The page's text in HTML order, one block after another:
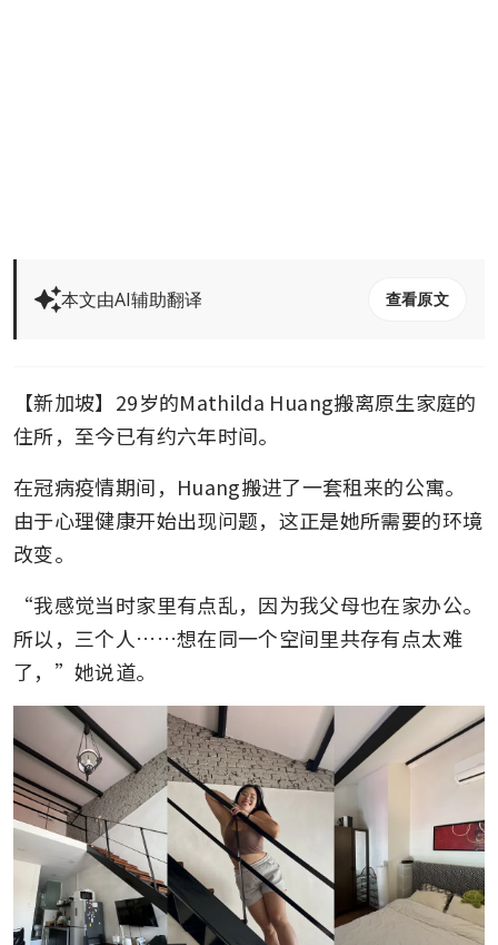
本文由AI辅助翻译 查看原文
【新加坡】29岁的Mathilda Huang搬离原生家庭的
住所，至今已有约六年时间。
在冠病疫情期间，Huang搬进了一套租来的公寓。
由于心理健康开始出现问题，这正是她所需要的环境
改变。
“我感觉当时家里有点乱，因为我父母也在家办公。
所以，三个人……想在同一个空间里共存有点太难
了，”她说道。